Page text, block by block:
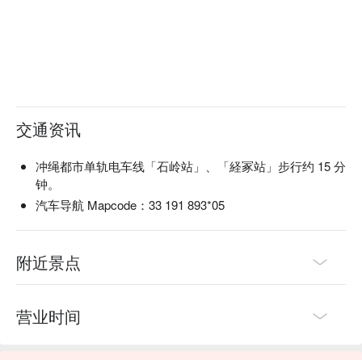
交通资讯
冲绳都市单轨电车线「石岭站」、「経冢站」步行约 15 分
钟。
汽车导航 Mapcode：33 191 893*05
附近景点
营业时间